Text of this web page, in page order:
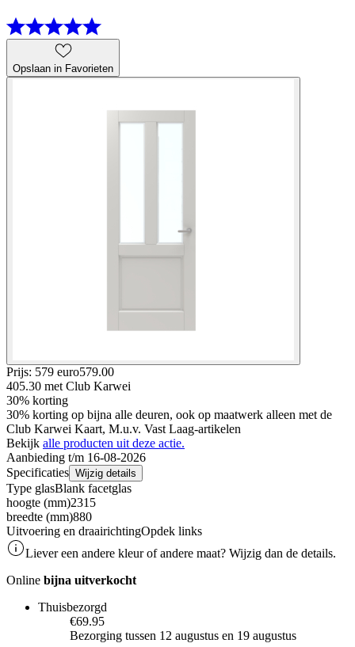
Opslaan in Favorieten
Prijs: 579 euro579.00
405.30 met Club Karwei
30% korting
30% korting op bijna alle deuren, ook op maatwerk alleen met de
Club Karwei Kaart, M.u.v. Vast Laag-artikelen
Bekijk alle producten uit deze actie.
Aanbieding t/m 16-08-2026
Specificaties Wijzig details
Type glasBlank facetglas
hoogte (mm)2315
breedte (mm)880
Uitvoering en draairichtingOpdek links
Liever een andere kleur of andere maat? Wijzig dan de details.
Online bijna uitverkocht
Thuisbezorgd
€69.95
Bezorging tussen 12 augustus en 19 augustus